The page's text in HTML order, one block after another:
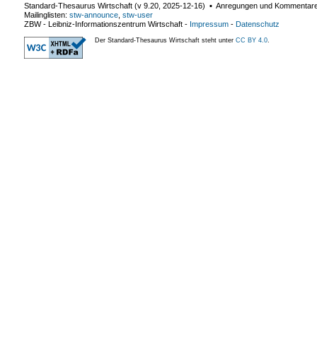
Standard-Thesaurus Wirtschaft (v 9.20 2025-12-16) ▪ Anregungen und
Mailinglisten: stw-announce stw-user
ZBW - Leibniz-Informationszentrum Wirtschaft - Impressum - Datenschutz
Der Standard-Thesaurus Wirtschaft steht unter CC BY 4.0